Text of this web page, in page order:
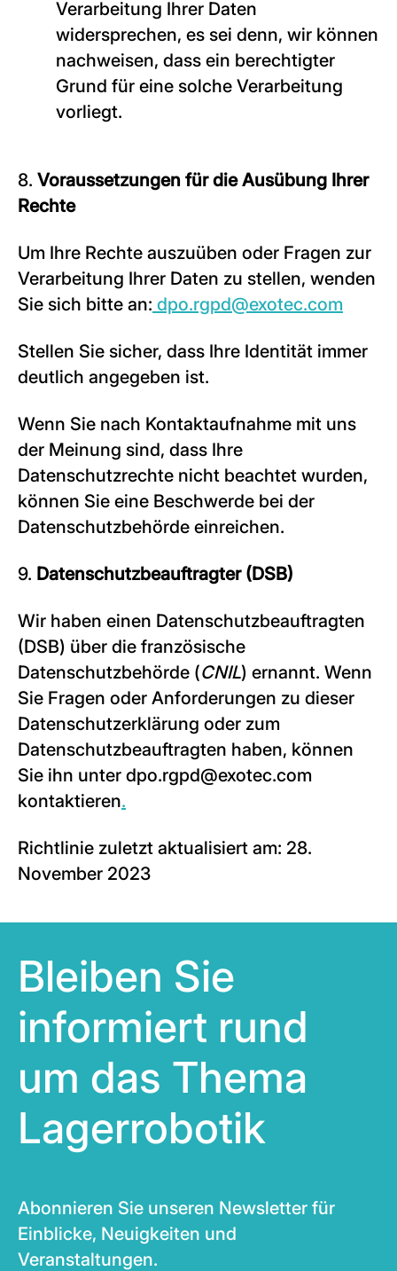
Verarbeitung Ihrer Daten
widersprechen, es sei denn, wir können
nachweisen, dass ein berechtigter
Grund für eine solche Verarbeitung
vorliegt.
8. Voraussetzungen für die Ausübung Ihrer
Rechte
Um Ihre Rechte auszuüben oder Fragen zur
Verarbeitung Ihrer Daten zu stellen, wenden
Sie sich bitte an: dpo.rgpd@exotec.com
Stellen Sie sicher, dass Ihre Identität immer
deutlich angegeben ist.
Wenn Sie nach Kontaktaufnahme mit uns
der Meinung sind, dass Ihre
Datenschutzrechte nicht beachtet wurden,
können Sie eine Beschwerde bei der
Datenschutzbehörde einreichen.
9. Datenschutzbeauftragter (DSB)
Wir haben einen Datenschutzbeauftragten
(DSB) über die französische
Datenschutzbehörde (CNIL) ernannt. Wenn
Sie Fragen oder Anforderungen zu dieser
Datenschutzerklärung oder zum
Datenschutzbeauftragten haben, können
Sie ihn unter dpo.rgpd@exotec.com
kontaktieren.
Richtlinie zuletzt aktualisiert am: 28.
November 2023
Bleiben Sie
informiert rund
um das Thema
Lagerrobotik
Abonnieren Sie unseren Newsletter für
Einblicke, Neuigkeiten und
Veranstaltungen.